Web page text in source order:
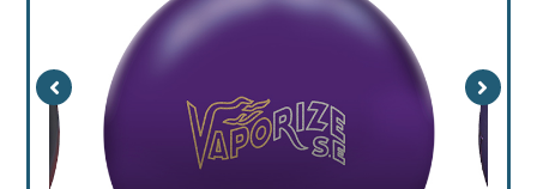
ご利用ガイド
特定商取引法表記
個人情報保護方針